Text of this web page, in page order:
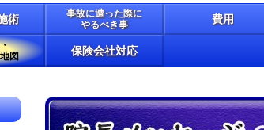
術
事故に遭った際に
やるべき事
費用
図
保険会社対応